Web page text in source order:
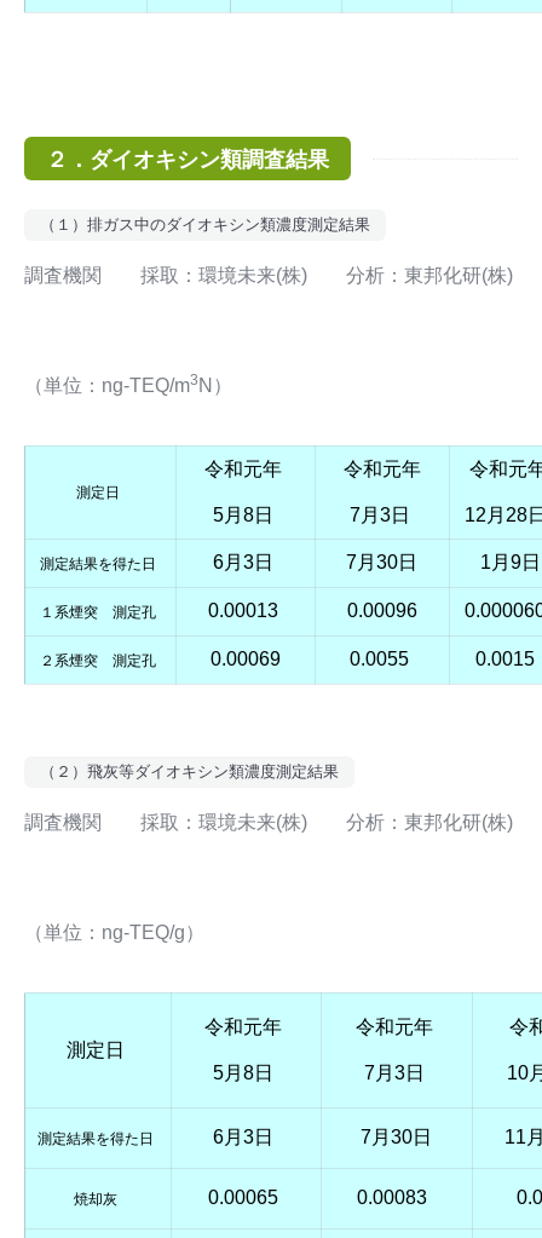
２．ダイオキシン類調査結果
（１）排ガス中のダイオキシン類濃度測定結果
調査機関 採取：環境未来(株) 分析：東邦化研(株)
（単位：ng-TEQ/m3 N）
測定日
令和元年
5月8日
令和元年
7月3日
令和元
12月28
測定結果を得た日 6月3日 7月30日 1月9日
１系煙突 測定孔 0.00013 0.00096
２系煙突 測定孔 0.00069 0.0055 0.0015
（２）飛灰等ダイオキシン類濃度測定結果
調査機関 採取：環境未来(株) 分析：東邦化研(株)
（単位：ng-TEQ/g）
測定日
令和元年
5月8日
令和元年
7月3日
令
10
測定結果を得た日 6月3日 7月30日 11
焼却灰 0.00065 0.00083